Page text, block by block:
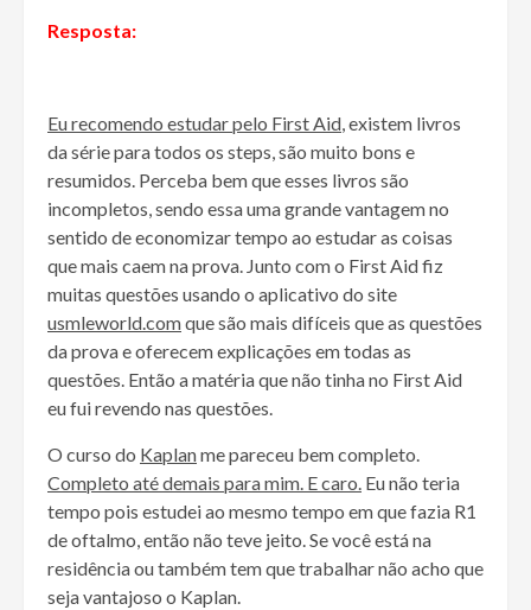
Resposta:
Eu recomendo estudar pelo First Aid, existem livros
da série para todos os steps, são muito bons e
resumidos. Perceba bem que esses livros são
incompletos, sendo essa uma grande vantagem no
sentido de economizar tempo ao estudar as coisas
que mais caem na prova. Junto com o First Aid fiz
muitas questões usando o aplicativo do site
usmleworld.comque são mais difíceis que as questões
da prova e oferecem explicações em todas as
questões. Então a matéria que não tinha no First Aid
eu fui revendo nas questões.
O curso do Kaplanme pareceu bem completo.
Completo até demais para mim. E caro. Eu não teria
tempo pois estudei ao mesmo tempo em que fazia R1
de oftalmo, então não teve jeito. Se você está na
residência ou também tem que trabalhar não acho que
seja vantajoso o Kaplan.